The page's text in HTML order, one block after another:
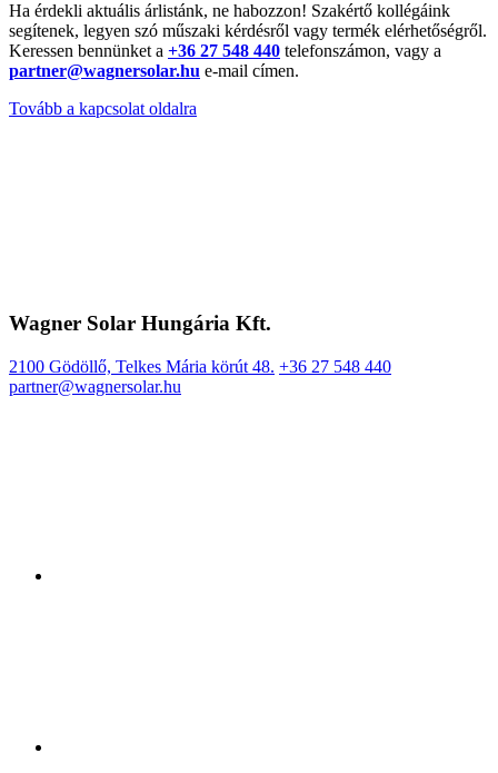
Ha érdekli aktuális árlistánk, ne habozzon! Szakértő kollégáink
segítenek, legyen szó műszaki kérdésről vagy termék elérhetőségről.
Keressen bennünket a +36 27 548 440 telefonszámon, vagy a
partner@wagnersolar.hu e-mail címen.
Tovább a kapcsolat oldalra
Wagner Solar Hungária Kft.
2100 Gödöllő, Telkes Mária körút 48. +36 27 548 440
partner@wagnersolar.hu